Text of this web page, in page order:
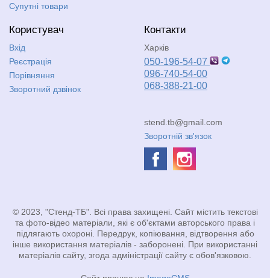
Супутні товари
Користувач
Вхід
Реєстрація
Порівняння
Зворотний дзвінок
Контакти
Харків
050-196-54-07
096-740-54-00
068-388-21-00
stend.tb@gmail.com
Зворотній зв'язок
© 2023, "Стенд-ТБ". Всі права захищені. Сайт містить текстові
та фото-відео матеріали, які є об'єктами авторського права і
підлягають охороні. Передрук, копіювання, відтворення або
інше використання матеріалів - заборонені. При використанні
матеріалів сайту, згода адміністрації сайту є обов'язковою.